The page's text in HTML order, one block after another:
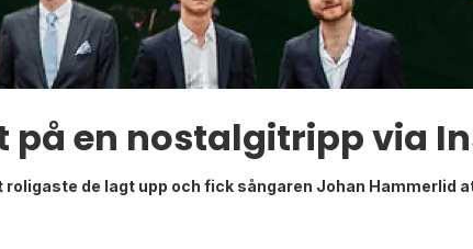
på en nostalgitripp via
de lagt upp och fick sångaren Johan Hammerlid